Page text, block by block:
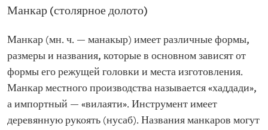
Манкар (столярное долото)
Манкар (мн. ч. — манакыр) имеет различные формы,
размеры и названия, которые в основном зависят от
формы его режущей головки и места изготовления.
Манкар местного производства называется «хаддади»,
а импортный — «вилаяти». Инструмент имеет
деревянную рукоять (нусаб). Названия манкаров могут